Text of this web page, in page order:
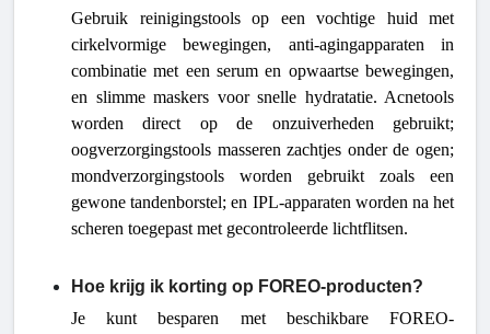
Gebruik reinigingstools op een vochtige huid met
cirkelvormige bewegingen, anti-agingapparaten in
combinatie met een serum en opwaartse bewegingen,
en slimme maskers voor snelle hydratatie. Acnetools
worden direct op de onzuiverheden gebruikt;
oogverzorgingstools masseren zachtjes onder de ogen;
mondverzorgingstools worden gebruikt zoals een
gewone tandenborstel; en IPL-apparaten worden na het
scheren toegepast met gecontroleerde lichtflitsen.
Hoe krijg ik korting op FOREO-producten?
Je kunt besparen met beschikbare FOREO-